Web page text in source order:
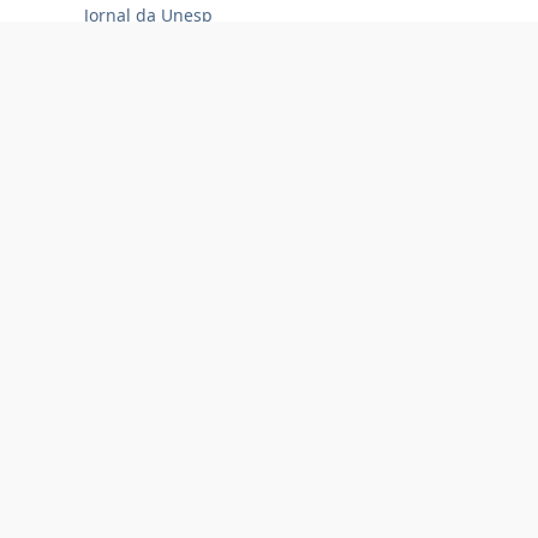
Jornal da Unesp